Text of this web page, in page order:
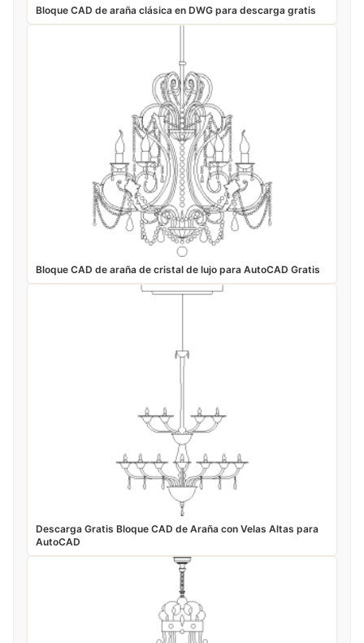
Bloque CAD de araña clásica en DWG para descarga gratis
Bloque CAD de araña de cristal de lujo para AutoCAD Gratis
Descarga Gratis Bloque CAD de Araña con Velas Altas para
AutoCAD